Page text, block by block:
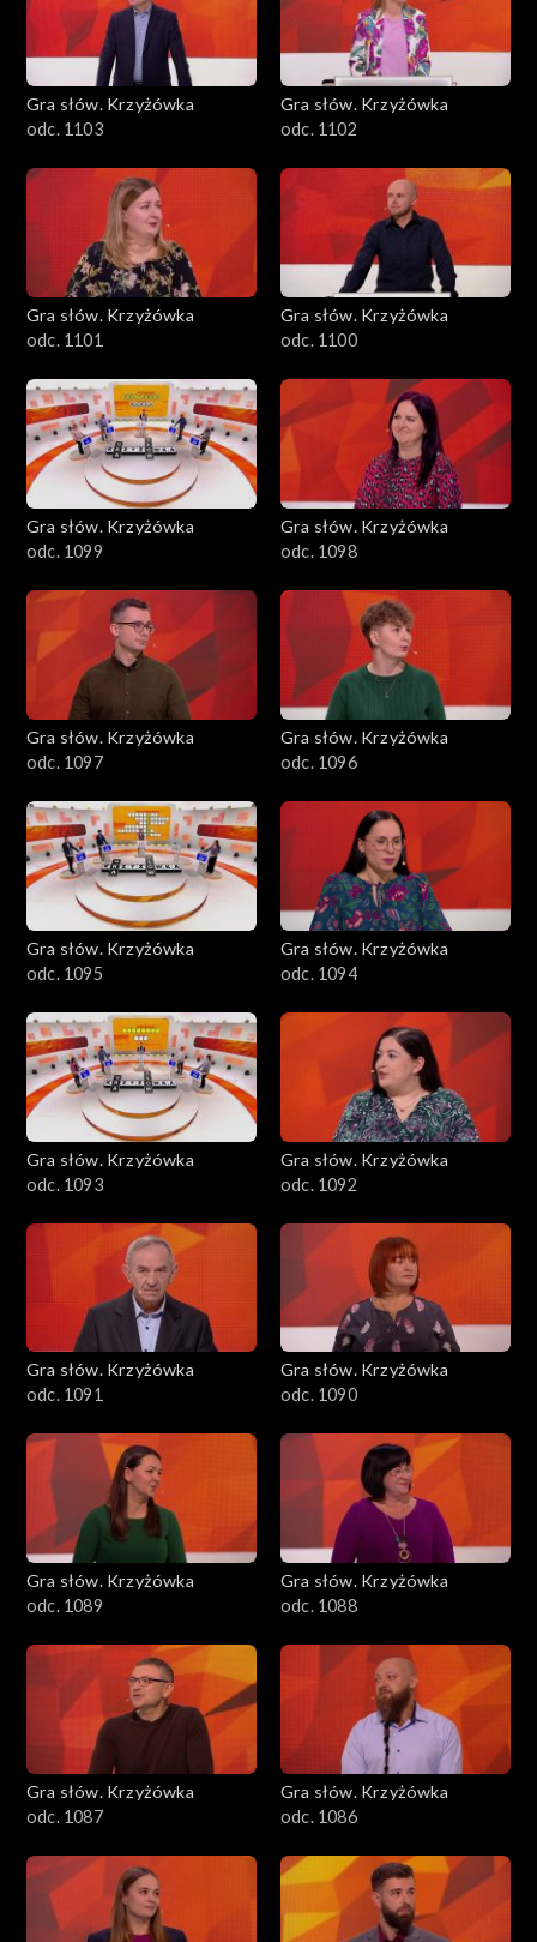
Gra słów. Krzyżówka
odc. 1103
Gra słów. Krzyżówka
odc. 1102
Gra słów. Krzyżówka
odc. 1101
Gra słów. Krzyżówka
odc. 1100
Gra słów. Krzyżówka
odc. 1099
Gra słów. Krzyżówka
odc. 1098
Gra słów. Krzyżówka
odc. 1097
Gra słów. Krzyżówka
odc. 1096
Gra słów. Krzyżówka
odc. 1095
Gra słów. Krzyżówka
odc. 1094
Gra słów. Krzyżówka
odc. 1093
Gra słów. Krzyżówka
odc. 1092
Gra słów. Krzyżówka
odc. 1091
Gra słów. Krzyżówka
odc. 1090
Gra słów. Krzyżówka
odc. 1089
Gra słów. Krzyżówka
odc. 1088
Gra słów. Krzyżówka
odc. 1087
Gra słów. Krzyżówka
odc. 1086